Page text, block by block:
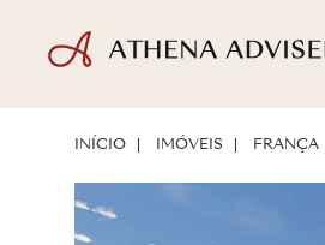
INÍCIO IMÓVEIS FRANÇA